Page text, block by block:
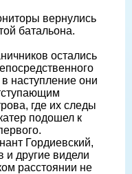
вернулись
батальона.
остались
наступление они
где их следы
подошел к
Гордиевский,
и другие видели
расстоянии не